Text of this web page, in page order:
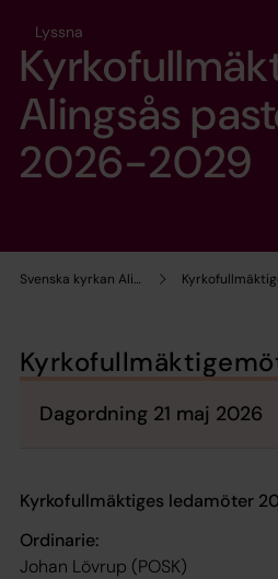
Svenska kyrkan Alingsås
Lyssna
Alingsås
2026-2029
Dagordning 21 maj 2026
Kyrkofullmäktiges ledamöter
Ordinarie:
Johan Lövrup (POSK)